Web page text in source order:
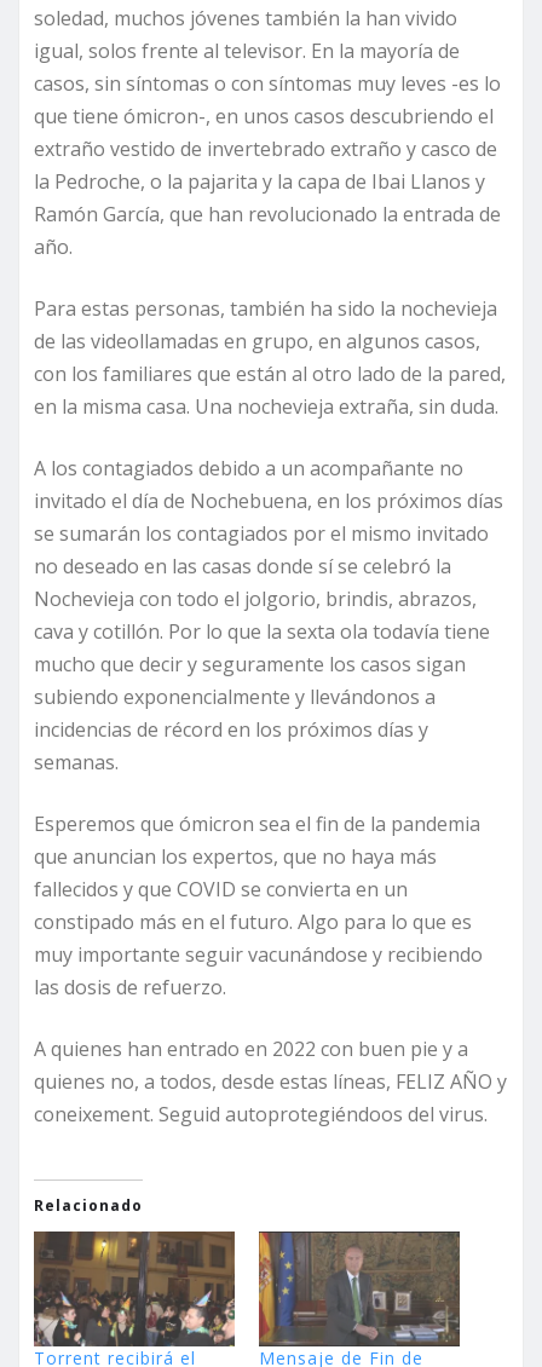
soledad, muchos jóvenes también la han vivido
igual, solos frente al televisor. En la mayoría de
casos, sin síntomas o con síntomas muy leves -es lo
que tiene ómicron-, en unos casos descubriendo el
extraño vestido de invertebrado extraño y casco de
la Pedroche, o la pajarita y la capa de Ibai Llanos y
Ramón García, que han revolucionado la entrada de
año.
Para estas personas, también ha sido la nochevieja
de las videollamadas en grupo, en algunos casos,
con los familiares que están al otro lado de la pared,
en la misma casa. Una nochevieja extraña, sin duda.
A los contagiados debido a un acompañante no
invitado el día de Nochebuena, en los próximos días
se sumarán los contagiados por el mismo invitado
no deseado en las casas donde sí se celebró la
Nochevieja con todo el jolgorio, brindis, abrazos,
cava y cotillón. Por lo que la sexta ola todavía tiene
mucho que decir y seguramente los casos sigan
subiendo exponencialmente y llevándonos a
incidencias de récord en los próximos días y
semanas.
Esperemos que ómicron sea el fin de la pandemia
que anuncian los expertos, que no haya más
fallecidos y que COVID se convierta en un
constipado más en el futuro. Algo para lo que es
muy importante seguir vacunándose y recibiendo
las dosis de refuerzo.
A quienes han entrado en 2022 con buen pie y a
quienes no, a todos, desde estas líneas, FELIZ AÑO y
coneixement. Seguid autoprotegiéndoos del virus.
Relacionado
Torrent recibirá el Mensaje de Fin de